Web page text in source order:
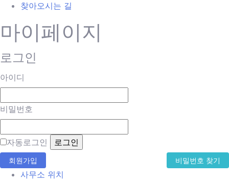
찾아오시는 길
마이페이지
로그인
아이디
비밀번호
자동로그인
비밀번호 찾기
회원가입
사무소 위치